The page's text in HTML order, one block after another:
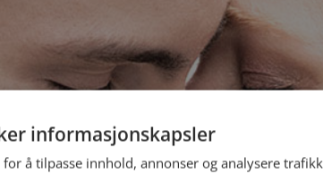
informasjonskapsler
å tilpasse innhold, annonser og analysere